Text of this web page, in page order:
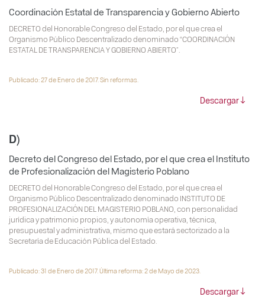
Coordinación Estatal de Transparencia y Gobierno Abierto
DECRETO del Honorable Congreso del Estado, por el que crea el
Organismo Público Descentralizado denominado “COORDINACIÓN
ESTATAL DE TRANSPARENCIA Y GOBIERNO ABIERTO”.
Publicado: 27 de Enero de 2017. Sin reformas.
Descargar
D)
Decreto del Congreso del Estado, por el que crea el Instituto
de Profesionalización del Magisterio Poblano
DECRETO del Honorable Congreso del Estado, por el que crea el
Organismo Público Descentralizado denominado INSTITUTO DE
PROFESIONALIZACIÓN DEL MAGISTERIO POBLANO, con personalidad
jurídica y patrimonio propios, y autonomía operativa, técnica,
presupuestal y administrativa, mismo que estará sectorizado a la
Secretaría de Educación Pública del Estado.
Publicado: 31 de Enero de 2017. Última reforma: 2 de Mayo de 2023.
Descargar